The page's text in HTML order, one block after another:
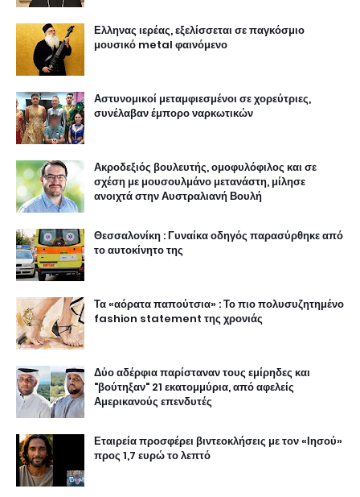
Ελληνας ιερέας, εξελίσσεται σε παγκόσμιο
μουσικό metal φαινόμενο
Αστυνομικοί μεταμφιεσμένοι σε χορεύτριες,
συνέλαβαν έμπορο ναρκωτικών
Ακροδεξιός βουλευτής, ομοφυλόφιλος και σε
σχέση με μουσουλμάνο μετανάστη, μίλησε
ανοιχτά στην Αυστραλιανή Βουλή
Θεσσαλονίκη : Γυναίκα οδηγός παρασύρθηκε από
το αυτοκίνητο της
Τα «αόρατα παπούτσια» : Το πιο πολυσυζητημένο
fashion statement της χρονιάς
Δύο αδέρφια παρίσταναν τους εμίρηδες και
"βούτηξαν" 21 εκατομμύρια, από αφελείς
Αμερικανούς επενδυτές
Εταιρεία προσφέρει βιντεοκλήσεις με τον «Ιησού»
προς 1,7 ευρώ το λεπτό